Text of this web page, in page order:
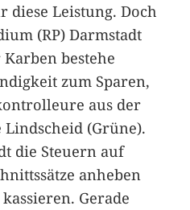
Leistung. Doch
(RP) Darmstadt
bestehe
zum Sparen,
aus der
(Grüne).
die Steuern auf
anheben
Gerade